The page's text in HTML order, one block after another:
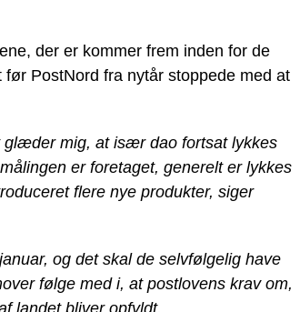
der er kommer frem inden for de
PostNord fra nytår stoppede med at
glæder mig, at især dao fortsat lykkes
er foretaget, generelt er lykkes
flere nye produkter, siger
og det skal de selvfølgelig have
følge med i, at postlovens krav om,
landet bliver opfyldt.